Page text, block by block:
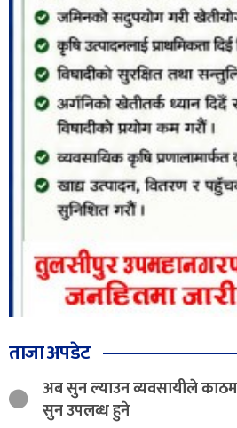
ताजा अपडेट
अब सुन ल्याउन व्यवसायीले
सुन उपलब्ध हुने